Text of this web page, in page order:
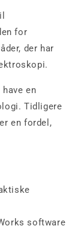
for
der har
en
Tidligere
en fordel,
software